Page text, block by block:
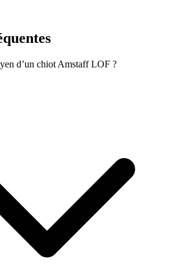
d’un chiot Amstaff LOF ?